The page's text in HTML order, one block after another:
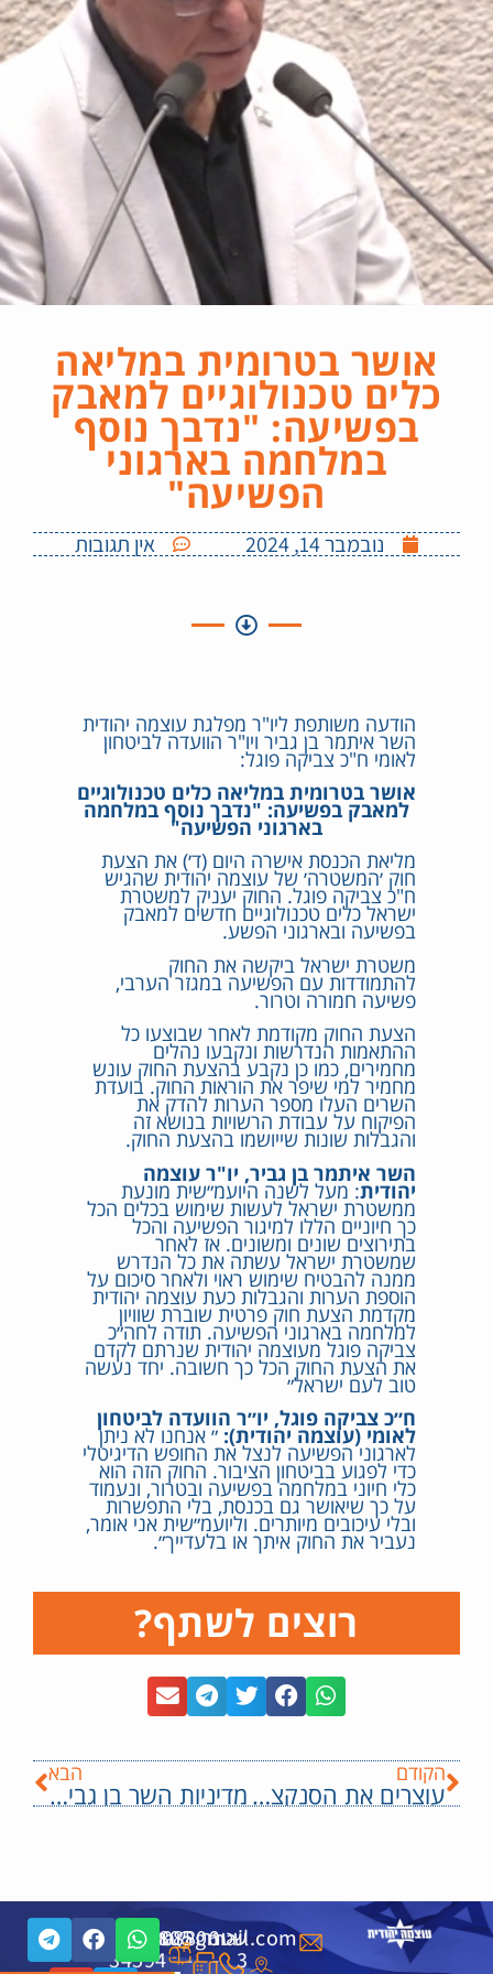
אושר בטרומית במליאה
כלים טכנולוגיים למאבק
בפשיעה: "נדבך נוסף
במלחמה בארגוני
הפשיעה"
נובמבר 14, 2024 אין תגובות
הודעה משותפת ליו"ר מפלגת עוצמה יהודית
השר איתמר בן גביר ויו"ר הוועדה לביטחון
לאומי ח"כ צביקה פוגל:
אושר בטרומית במליאה כלים טכנולוגיים
למאבק בפשיעה: "נדבך נוסף במלחמה
בארגוני הפשיעה"
מליאת הכנסת אישרה היום (ד׳) את הצעת
חוק ׳המשטרה׳ של עוצמה יהודית שהגיש
ח"כ צביקה פוגל. החוק יעניק למשטרת
ישראל כלים טכנולוגיים חדשים למאבק
בפשיעה ובארגוני הפשע.
משטרת ישראל ביקשה את החוק
להתמודדות עם הפשיעה במגזר הערבי,
פשיעה חמורה וטרור.
הצעת החוק מקודמת לאחר שבוצעו כל
ההתאמות הנדרשות ונקבעו נהלים
מחמירים, כמו כן נקבע בהצעת החוק עונש
מחמיר למי שיפר את הוראות החוק. בועדת
השרים העלו מספר הערות להדק את
הפיקוח על עבודת הרשויות בנושא זה
והגבלות שונות שייושמו בהצעת החוק.
השר איתמר בן גביר, יו"ר עוצמה
יהודית: מעל לשנה היועמ״שית מונעת
ממשטרת ישראל לעשות שימוש בכלים הכל
כך חיוניים הללו למיגור הפשיעה והכל
בתירוצים שונים ומשונים. אז לאחר
שמשטרת ישראל עשתה את כל הנדרש
ממנה להבטיח שימוש ראוי ולאחר סיכום על
הוספת הערות והגבלות כעת עוצמה יהודית
מקדמת הצעת חוק פרטית שוברת שוויון
למלחמה בארגוני הפשיעה. תודה לחה״כ
צביקה פוגל מעוצמה יהודית שנרתם לקדם
את הצעת החוק הכל כך חשובה. יחד נעשה
טוב לעם ישראל״
ח״כ צביקה פוגל, יו״ר הוועדה לביטחון
לאומי (עוצמה יהודית): ״ אנחנו לא ניתן
לארגוני הפשיעה לנצל את החופש הדיגיטלי
כדי לפגוע בביטחון הציבור. החוק הזה הוא
כלי חיוני במלחמה בפשיעה ובטרור, ונעמוד
על כך שיאושר גם בכנסת, בלי התפשרות
ובלי עיכובים מיותרים. וליועמ״שית אני אומר,
נעביר את החוק איתך או בלעדייך״.
רוצים לשתף?
הקודם
עוצרים את הסנקציות הכלכליות – כל מה שאתם חייבים לדעת | ח״כ לימור סון הר מלך
הבא
מדיניות השר בן גביר: כוחות גדולים של משטרה נכנסו להרוס מסגד ומבנים בלתי חוקיים באום אל חיראן שבנגב
public.otzma@gmail.com
שטנר
3
6508806
-
6508805
-
ת"ד
34594